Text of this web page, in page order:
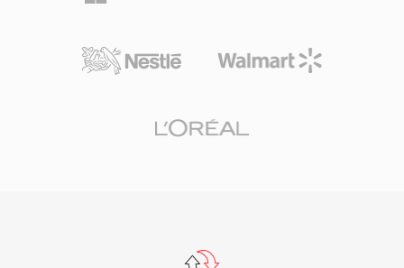
서 여전히 존재합니다.
동일한 저장 용량에서 더 긴 녹화 시간을 가능하게
캔 모드를 지원하여, 시네마틱 및 방송 스타일의
하는 엄격한 사양을 따르며, 호환 디스크 매체에
사용되며, 주요 비디오 편집 애플리케이션에서 계